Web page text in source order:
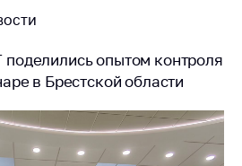
и
опытом контроля
в Брестской области